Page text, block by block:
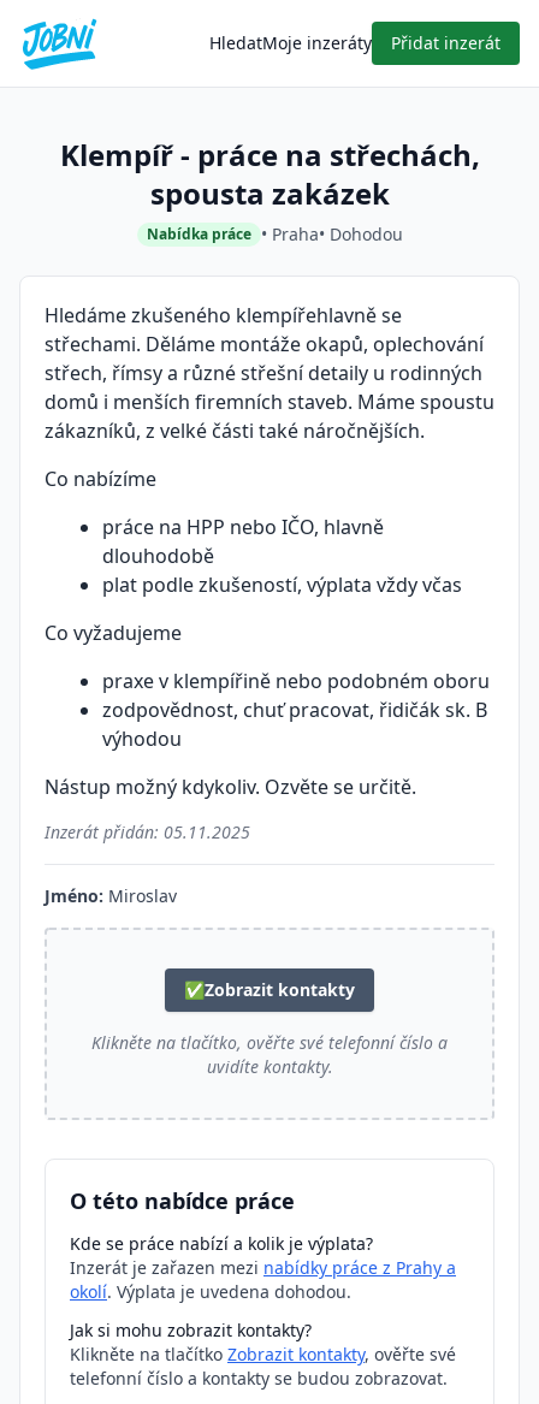
HledatMoje inzeráty Přidat inzerát
Klempíř - práce na střechách,
spousta zakázek
Nabídka práce • Praha• Dohodou
Hledáme zkušeného klempířehlavně se
střechami. Děláme montáže okapů, oplechování
střech, římsy a různé střešní detaily u rodinných
domů i menších firemních staveb. Máme spoustu
zákazníků, z velké části také náročnějších.
Co nabízíme
práce na HPP nebo IČO, hlavně
dlouhodobě
plat podle zkušeností, výplata vždy včas
Co vyžadujeme
praxe v klempířině nebo podobném oboru
zodpovědnost, chuť pracovat, řidičák sk. B
výhodou
Nástup možný kdykoliv. Ozvěte se určitě.
Inzerát přidán: 05.11.2025
Jméno: Miroslav
✅Zobrazit kontakty
Klikněte na tlačítko, ověřte své telefonní číslo a
uvidíte kontakty.
O této nabídce práce
Kde se práce nabízí a kolik je výplata?
Inzerát je zařazen mezi nabídky práce z Prahy a
okolí. Výplata je uvedena dohodou.
Jak si mohu zobrazit kontakty?
Klikněte na tlačítko Zobrazit kontakty, ověřte své
telefonní číslo a kontakty se budou zobrazovat.